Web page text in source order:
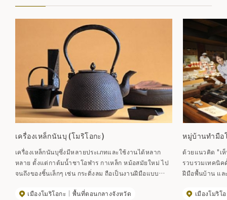
เครื่องเหล็กนันบุ (โมริโอกะ)
เครื่องเหล็กนันบุซึ่งมีหลายประเภทและใช้งานได้หลาก
หลาย ตั้งแต่กาต้มน้ำชาโอฬาร กาเหล็ก หม้อสมัยใหม่ ไป
จนถึงของชิ้นเล็กๆ เช่น กระดิ่งลม ถือเป็นงานฝีมือแบบ
อุดมไปด้วยวัตถุดิบสำหรับทรายเหล็ก ทรายแม่น้ำ ดิน
เมืองโมริโอกะ พื้นที่ตอนกลางจังหวัด
หมู่บ้านทำมือ
ด้วยแนวคิด "เ
รวบรวมเทคนิค
ฝีมือพื้นบ้าน แล
กว่า 4,000 ชนิ
เมืองโมริโ